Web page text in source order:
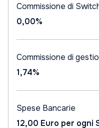
Commissione di
0,00%
Commissione di
1,74%
Spese Bancarie
12,00 Euro per